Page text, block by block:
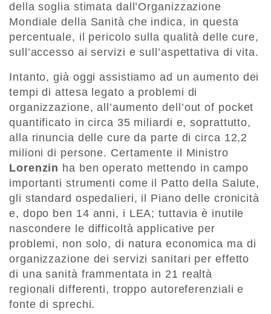
della soglia stimata dall’Organizzazione
Mondiale della Sanità che indica, in questa
percentuale, il pericolo sulla qualità delle cure,
sull’accesso ai servizi e sull’aspettativa di vita.
Intanto, già oggi assistiamo ad un aumento dei
tempi di attesa legato a problemi di
organizzazione, all’aumento dell’out of pocket
quantificato in circa 35 miliardi e, soprattutto,
alla rinuncia delle cure da parte di circa 12,2
milioni di persone. Certamente il Ministro
Lorenzin ha ben operato mettendo in campo
importanti strumenti come il Patto della Salute,
gli standard ospedalieri, il Piano delle cronicità
e, dopo ben 14 anni, i LEA; tuttavia è inutile
nascondere le difficoltà applicative per
problemi, non solo, di natura economica ma di
organizzazione dei servizi sanitari per effetto
di una sanità frammentata in 21 realtà
regionali differenti, troppo autoreferenziali e
fonte di sprechi.